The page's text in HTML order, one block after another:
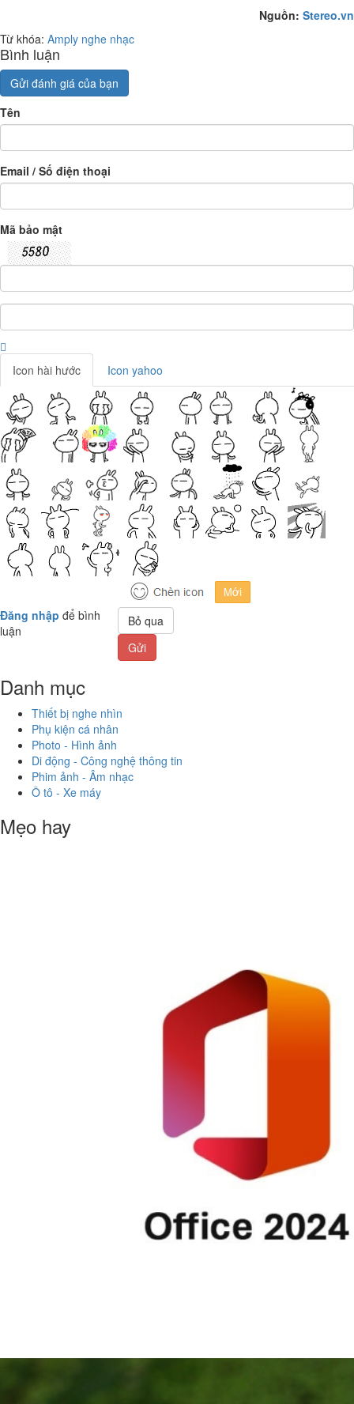
Nguồn: Stereo.vn
Từ khóa: Amply nghe nhạc
Bình luận
Gửi đánh giá của bạn
Tên
Email / Số điện thoại
Mã bảo mật
Icon hài hước Icon yahoo
Đăng nhập để bình
luận
Bỏ qua
Gửi
Danh mục
Thiết bị nghe nhìn
Phụ kiện cá nhân
Photo - Hình ảnh
Di động - Công nghệ thông tin
Phim ảnh - Âm nhạc
Ô tô - Xe máy
Mẹo hay